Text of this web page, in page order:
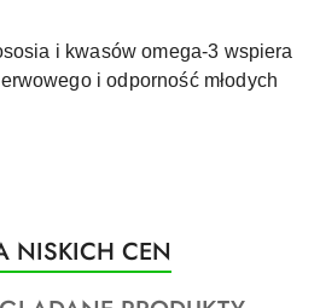
i kwasów omega-3 wspiera
i odporność młodych
NISKICH CEN